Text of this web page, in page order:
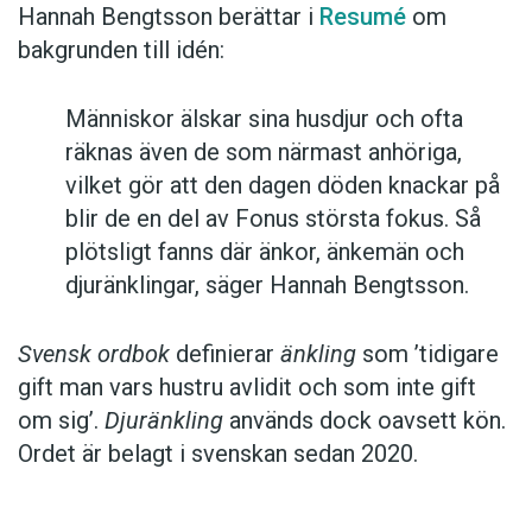
Hannah Bengtsson berättar i Resumé om
bakgrunden till idén:
Människor älskar sina husdjur och ofta
räknas även de som närmast anhöriga,
vilket gör att den dagen döden knackar på
blir de en del av Fonus största fokus. Så
plötsligt fanns där änkor, änkemän och
djuränklingar, säger Hannah Bengtsson.
Svensk ordbok definierar änkling som ’tidigare
gift man vars hustru av­lidit och som inte gift
om sig’. Djuränkling används dock oavsett kön.
Ordet är belagt i svenskan sedan 2020.